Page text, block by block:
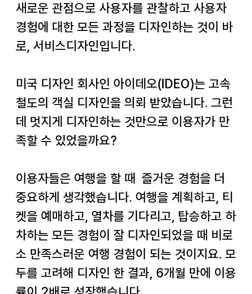
새로운 관점으로 사용자를 관찰하고 사용자
경험에 대한 모든 과정을 디자인하는 것이 바
로, 서비스디자인입니다.
미국 디자인 회사인 아이데오(IDEO)는 고속
철도의 객실 디자인을 의뢰 받았습니다. 그런
데 멋지게 디자인하는 것만으로 이용자가 만
족할 수 있었을까요?
이용자들은 여행을 할 때  즐거운 경험을 더
중요하게 생각했습니다. 여행을 계획하고, 티
켓을 예매하고, 열차를 기다리고, 탑승하고 하
차하는 모든 경험이 잘 디자인되었을 때 비로
소 만족스러운 여행 경험이 되는 것이지요. 모
두를 고려해 디자인 한 결과, 6개월 만에 이용